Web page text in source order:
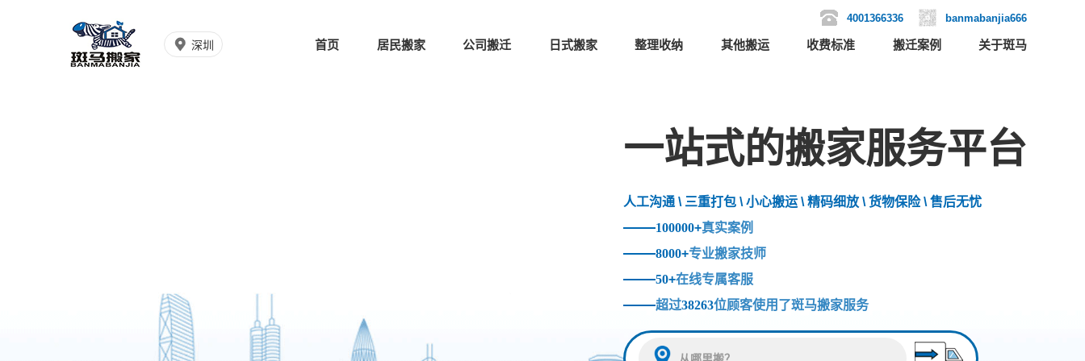
深圳
4001366336 banmabanjia666
首页 居民搬家 公司搬迁 日式搬家 整理收纳 其他搬运 收费标准 搬迁案例 关于斑马
一站式的搬家服务平台
人工沟通 \ 三重打包 \ 小心搬运 \ 精码细放 \ 货物保险 \ 售后无忧
100000+真实案例
8000+专业搬家技师
50+在线专属客服
超过38263位顾客使用了斑马搬家服务